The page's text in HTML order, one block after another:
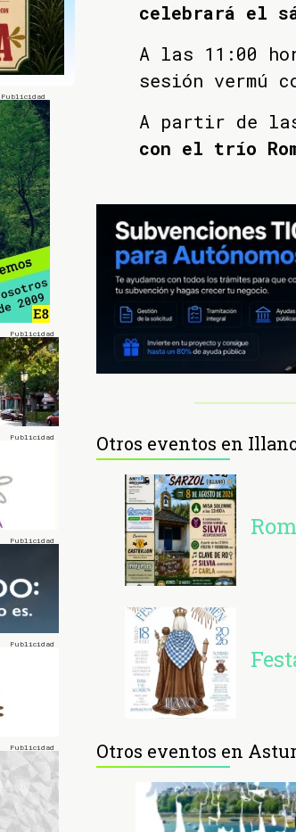
celebrará el
A las 11:00
sesión vermú
A partir de
con el trío
Otros eventos en
Otros eventos en